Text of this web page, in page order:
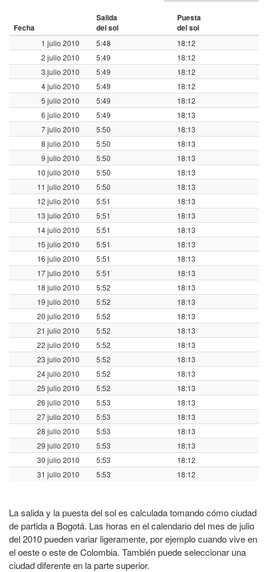
Fecha
Salida
del sol
Puesta
del sol
1 julio 2010 5:48
18:12
2 julio 2010
5:49
18:12
3 julio 2010
5:49
18:12
4 julio 2010
5:49
18:12
5 julio 2010
5:49
18:12
6 julio 2010
5:49
18:13
7 julio 2010
5:50
18:13
8 julio 2010
5:50
18:13
9 julio 2010
5:50
18:13
10 julio 2010
5:50
18:13
11 julio 2010
5:50
18:13
12 julio 2010
5:51
18:13
13 julio 2010
5:51
18:13
14 julio 2010
5:51
18:13
15 julio 2010
5:51
18:13
16 julio 2010
5:51
18:13
17 julio 2010
5:51
18:13
18 julio 2010
5:52
18:13
19 julio 2010
5:52
18:13
20 julio 2010
5:52
18:13
21 julio 2010
5:52
18:13
22 julio 2010
5:52
18:13
23 julio 2010
5:52
18:13
24 julio 2010
5:52
18:13
25 julio 2010
5:52
18:13
26 julio 2010
5:53
18:13
27 julio 2010
5:53
18:13
28 julio 2010
5:53
18:13
29 julio 2010
5:53
18:13
30 julio 2010
5:53
18:12
31 julio 2010
5:53 18:12
La salida y la puesta del sol es calculada tomando cómo ciudad
de partida a Bogotá. Las horas en el calendario del mes de julio
del 2010 pueden variar ligeramente, por ejemplo cuando vive en
el oeste o este de Colombia. También puede seleccionar una
ciudad diferente en la parte superior.